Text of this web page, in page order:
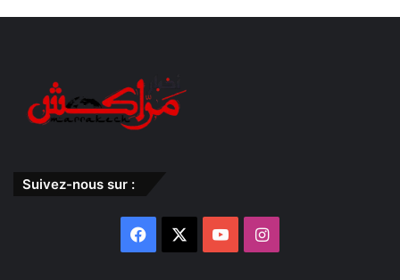
Suivez-nous sur :
Facebook YouTubeInstagram